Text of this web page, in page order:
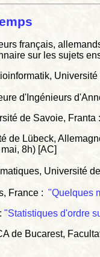
français,
sur les sujets
d'Ingénieurs
de Savoie, Franta :
de Lübeck,
8h) [AC]
Université
France : "Quelques
"Statistiques d'ordre
de Bucarest,